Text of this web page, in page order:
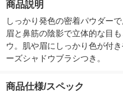
商品説明
しっかり発色の密着パウダー
眉と鼻筋の陰影で立体的な目
ウ。肌や眉にしっかり色が付
ーズシャドウブラシつき。
商品仕様/スペック